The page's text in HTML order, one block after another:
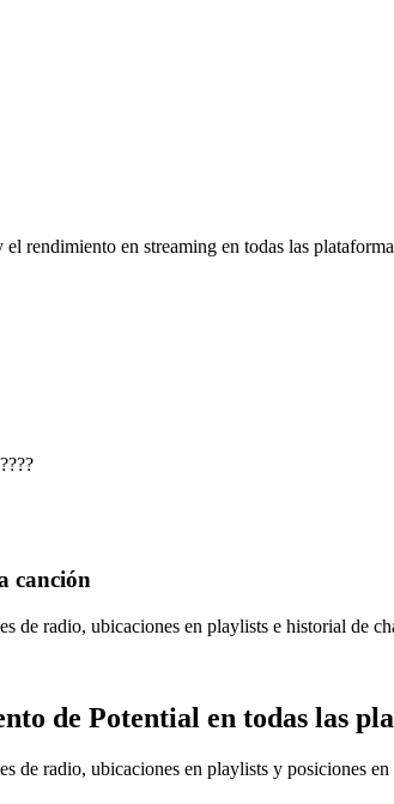
rendimiento en streaming en todas las
canción
de radio, ubicaciones en playlists e historial de
de Potential en todas las
de radio, ubicaciones en playlists y posiciones